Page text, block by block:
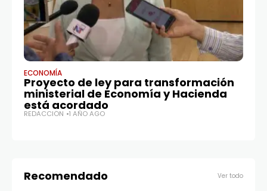
ECONOMÍA
Proyecto de ley para transformación
ministerial de Economía y Hacienda
está acordado
REDACCIÓN 1 AÑO AGO
Recomendado Ver todo